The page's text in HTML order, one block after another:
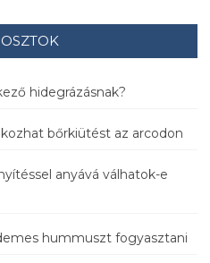
hidegrázásnak?
bőrkiütést az arcodon
anyává válhatok-e
hummuszt fogyasztani